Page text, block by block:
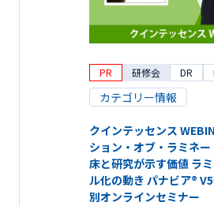
PR 研修会 DR
カテゴリー情報
クインテッセンス
ション・オブ・ラミネ
床と研究が示す価値 ラ
ル化の動き パナビア®
別オンラインセミナー